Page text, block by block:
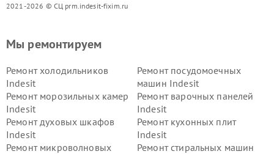
2021-2026 © СЦ prm.indesit-fixim.ru
Мы ремонтируем
Ремонт холодильников
Indesit
Ремонт посудомоечных
машин Indesit
Ремонт морозильных камер
Indesit
Ремонт варочных панелей
Indesit
Ремонт духовых шкафов
Indesit
Ремонт кухонных плит
Indesit
Ремонт микроволновых
Ремонт стиральных машин